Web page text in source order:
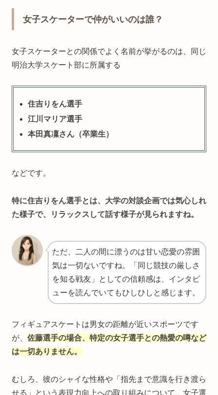
女子スケーターで仲がいいのは誰？
女子スケーターとの関係でよく名前が挙がるのは、同じ
明治大学スケート部に所属する
住吉りをん選手
江川マリア選手
本田真凜さん（卒業生）
などです。
特に住吉りをん選手とは、大学の対談企画では気心しれ
た様子で、リラックスして話す様子が見られますね。
ただ、二人の間に漂うのは甘い恋愛の雰囲
気は一切ないですね。「同じ競技の厳しさ
を知る戦友」としての信頼感は、インタビ
ューを読んでいてもひしひしと感じます。
フィギュアスケートは男女の距離が近いスポーツです
が、 佐藤選手の場合、特定の女子選手との熱愛の噂など
は一切ありません。
むしろ、彼のシャイな性格や「指先まで意識を行き渡ら
せる」という表現力向上への取り組みについて、女子選